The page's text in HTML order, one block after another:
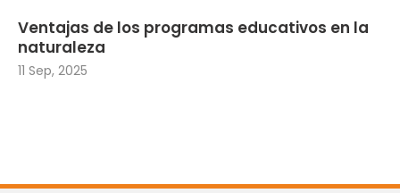
Ventajas de los programas educativos en la
naturaleza
11 Sep, 2025